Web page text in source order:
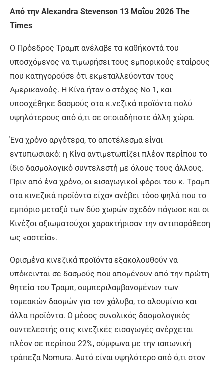
Από την Alexandra Stevenson 13 Μαΐου 2026 The
Times
Ο Πρόεδρος Τραμπ ανέλαβε τα καθήκοντά του
υποσχόμενος να τιμωρήσει τους εμπορικούς εταίρους
που κατηγορούσε ότι εκμεταλλεύονταν τους
Αμερικανούς. Η Κίνα ήταν ο στόχος Νο 1, και
υποσχέθηκε δασμούς στα κινεζικά προϊόντα πολύ
υψηλότερους από ό,τι σε οποιαδήποτε άλλη χώρα.
Ένα χρόνο αργότερα, το αποτέλεσμα είναι
εντυπωσιακό: η Κίνα αντιμετωπίζει πλέον περίπου το
ίδιο δασμολογικό συντελεστή με όλους τους άλλους.
Πριν από ένα χρόνο, οι εισαγωγικοί φόροι του κ. Τραμπ
στα κινεζικά προϊόντα είχαν ανέβει τόσο ψηλά που το
εμπόριο μεταξύ των δύο χωρών σχεδόν πάγωσε και οι
Κινέζοι αξιωματούχοι χαρακτήρισαν την αντιπαράθεση
ως «αστεία».
Ορισμένα κινεζικά προϊόντα εξακολουθούν να
υπόκεινται σε δασμούς που απομένουν από την πρώτη
θητεία του Τραμπ, συμπεριλαμβανομένων των
τομεακών δασμών για τον χάλυβα, το αλουμίνιο και
άλλα προϊόντα. Ο μέσος συνολικός δασμολογικός
συντελεστής στις κινεζικές εισαγωγές ανέρχεται
πλέον σε περίπου 22%, σύμφωνα με την ιαπωνική
τράπεζα Nomura. Αυτό είναι υψηλότερο από ό,τι στον